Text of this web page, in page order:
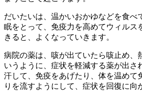
だいたいは、温かいおかゆなどを食べ
眠をとって、免疫力を高めてウィルス
きると、よくなっていきます。
病院の薬は、咳が出ていたら咳止め、
いうように、症状を軽減する薬が出さ
汗して、免疫をあげたり、体を温めて
りを流すようにして、症状を回復に向